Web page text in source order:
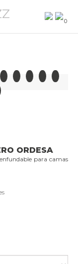
ORDESA
para camas
0